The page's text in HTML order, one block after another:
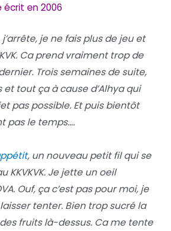
écrit en 2006
je ne fais plus de jeu et
Ca prend vraiment trop de
Trois semaines de suite,
et tout ça à cause d’Alhya qui
pas possible. Et puis bientôt
pas le temps….
, un nouveau petit fil qui se
KKVKVK. Je jette un oeil
Ouf, ça c’est pas pour moi, je
tenter. Bien trop sucré la
fruits là-dessus. Ca me tente